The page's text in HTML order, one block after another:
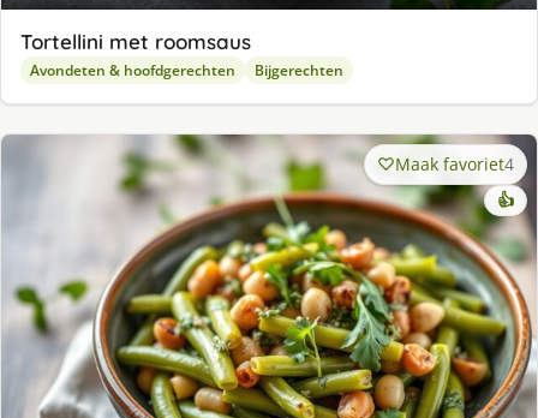
Tortellini met roomsaus
Avondeten & hoofdgerechten Bijgerechten
Maak favoriet4
👍